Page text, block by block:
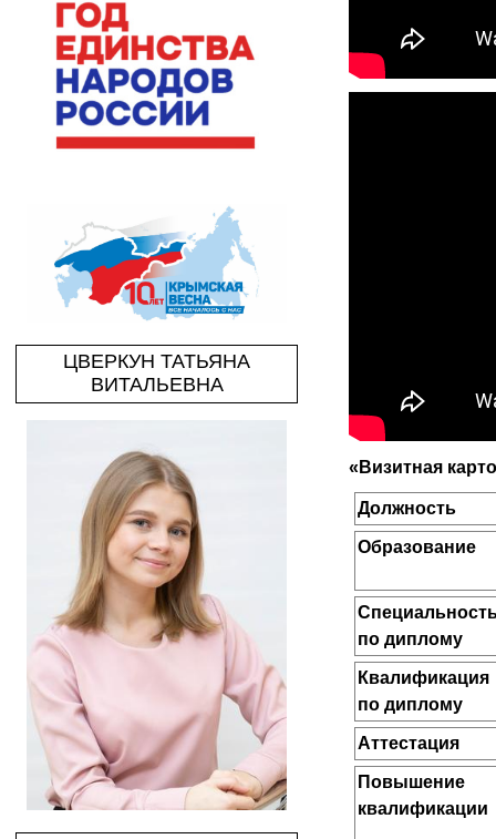
ЦВЕРКУН ТАТЬЯНА
ВИТАЛЬЕВНА
«Визитная
Должность
Образование
по диплому
Квалификация
по диплому
Аттестация
Повышение
квалификации